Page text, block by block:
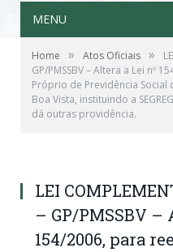
MENU
Home » Atos Oficiais »
GP/PMSSBV – Altera a Lei nº
Próprio de Previdência Social
Boa Vista, instituindo a
dá outras providência.
LEI
– GP/PMSSBV –
154/2006, para